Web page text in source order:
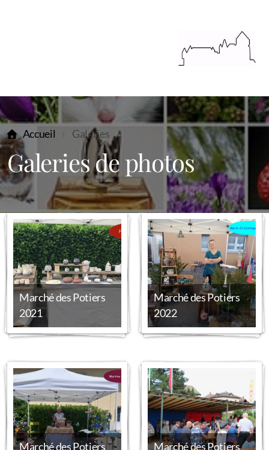
Accueil Galeries
Galeries de photos
Marché des Potiers
2021
Marché des Potiers
2022
Marché des Potiers
Marché des Potiers